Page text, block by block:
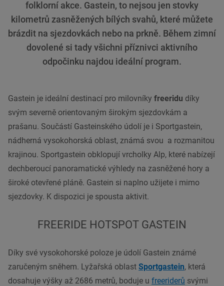
folklorní akce. Gastein, to nejsou jen stovky
kilometrů zasněžených bílých svahů, které můžete
brázdit na sjezdovkách nebo na prkně. Během zimní
dovolené si tady všichni příznivci aktivního
odpočinku najdou ideální program.
Gastein je ideální destinací pro milovníky freeridu díky
svým severně orientovaným širokým sjezdovkám a
prašanu. Součástí Gasteinského údolí je i Sportgastein,
nádherná vysokohorská oblast, známá svou a rozmanitou
krajinou. Sportgastein obklopují vrcholky Alp, které nabízejí
dechberoucí panoramatické výhledy na zasněžené hory a
široké otevřené pláně. Gastein si naplno užijete i mimo
sjezdovky. K dispozici je spousta aktivit.
FREERIDE HOTSPOT GASTEIN
Díky své vysokohorské poloze je údolí Gastein známé
zaručeným sněhem. Lyžařská oblast Sportgastein, která
dosahuje výšky až 2686 metrů, boduje u freeriderů svými